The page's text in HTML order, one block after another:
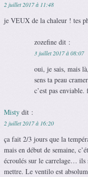
2 juillet 2017 à 11:48
je VEUX de la chaleur ! tes
zozefine dit :
3 juillet 2017 à 08:07
oui, je sais, mais
sens ta peau
c’est pas
Misty dit :
2 juillet 2017 à 16:20
ça fait 2/3 jours que la
mais en début de semaine,
écroulés sur le carrelage… ils
mettre. Le ventilo est